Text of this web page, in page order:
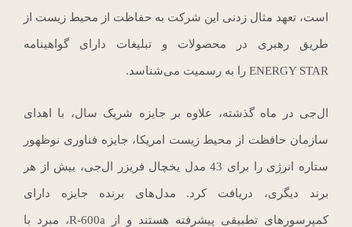
است، تعهد مثال زدنی این شرکت به حفاظت از محیط زیست از
طریق رهبری در محصولات و تبلیغات دارای گواهینامه
ENERGY STAR را به رسمیت می‌شناسد.
ال‌جی در ماه گذشته، علاوه بر جایزه شریک سال، با اهدای
سازمان حافظت از محیط زیست امریکا، جایزه فناوری نوظهور
ستاره انرژی را برای 43 مدل یخچال فریزر ال‌جی، بیش از هر
برند دیگری، دریافت کرد. مدل‌های برنده جایزه دارای
کمپرسورهای تطبیقی پیشرفته هستند و از R-600a، مبرد با